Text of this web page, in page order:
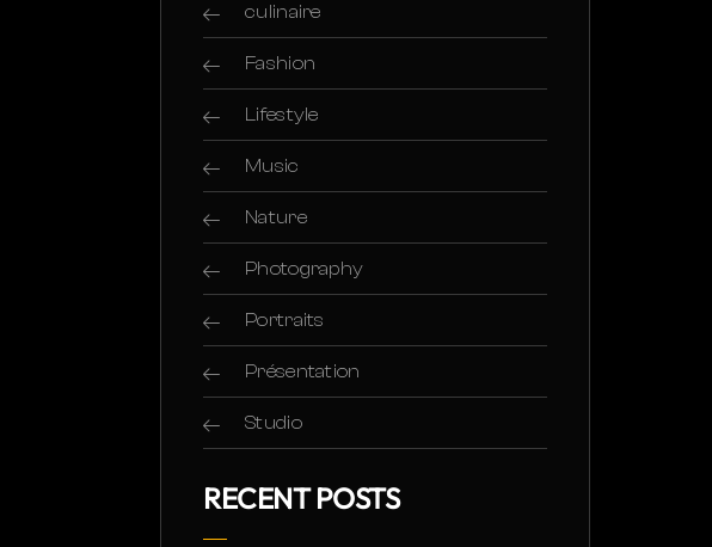
culinaire
Fashion
Lifestyle
Music
Nature
Photography
Portraits
Présentation
Studio
RECENT POSTS